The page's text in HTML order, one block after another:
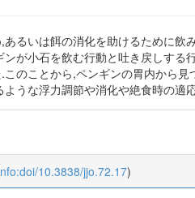
るいは餌の消化を助けるために
が小石を飲む行動と吐き戻しす
のことから,ペンギンの胃内から
うな浮力調節や消化や絶食時の
10.3838/jjo.72.17)